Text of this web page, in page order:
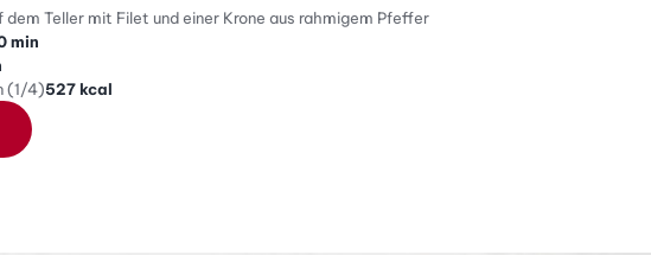
Teller mit Filet und einer Krone aus rahmigem Pfeffer
min
(1/4)527 kcal